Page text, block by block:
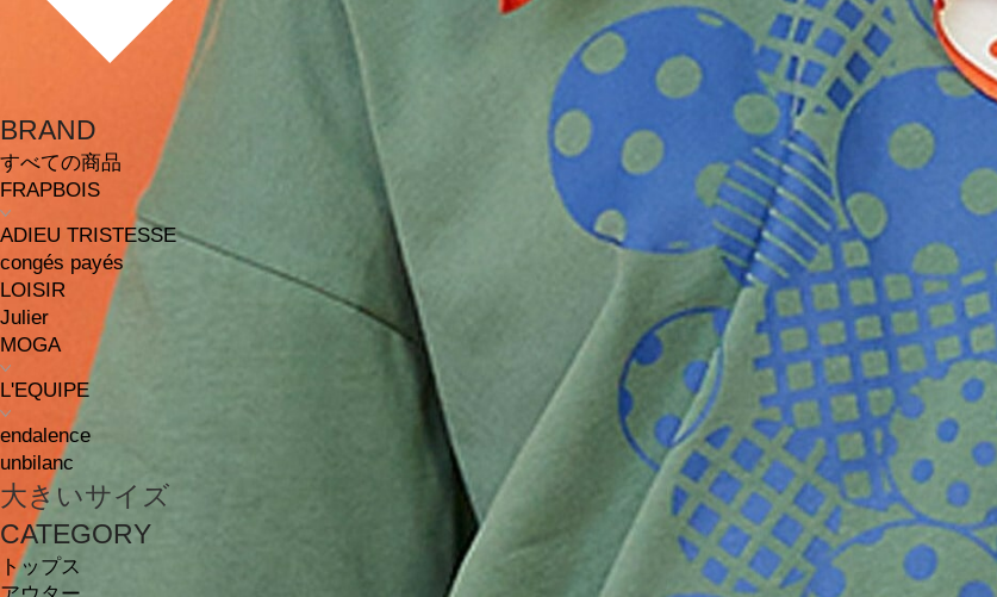
BRAND
すべての商品
FRAPBOIS
ADIEU TRISTESSE
congés payés
LOISIR
Julier
MOGA
L'EQUIPE
endalence
unbilanc
大きいサイズ
CATEGORY
トップス